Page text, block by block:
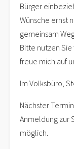
Bürger
Wünsche ernst
gemeinsam
Bitte nutzen
freue mich auf
Im Volksbüro,
Nächster
Anmeldung zur
möglich.